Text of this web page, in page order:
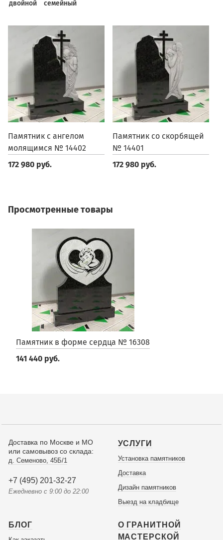
двойной семейный
Памятник с ангелом
молящимся № 14402
172 980 руб.
Памятник со скорбящей
№ 14401
172 980 руб.
Просмотренные товары
Памятник в форме сердца № 16308
141 440 руб.
Доставка по Москве и МО
или самовывоз со склада:
д. Семеново, 45Б/1
+7 (495) 201-32-27
Ежедневно с 9:00 до 22:00
УСЛУГИ
Установка памятников
Доставка
Дизайн памятников
Выезд на кладбище
БЛОГ
О ГРАНИТНОЙ
МАСТЕРСКОЙ